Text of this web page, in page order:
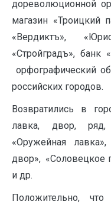
дореволюционной
магазин «Троицкий
«Вердиктъ»,
«Стройградъ», банк
орфографический
российских городов.
Возвратились в
лавка, двор, ряд,
«Оружейная
двор», «Соловецкое
и др.
Положительно,